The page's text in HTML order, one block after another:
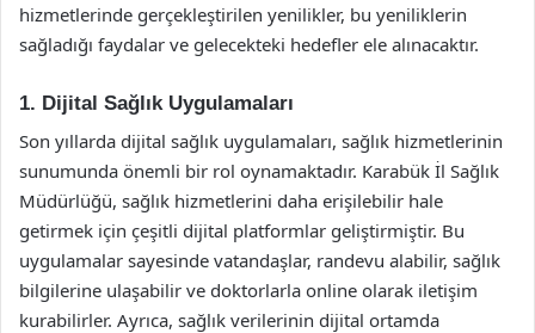
hizmetlerinde gerçekleştirilen yenilikler, bu yeniliklerin
sağladığı faydalar ve gelecekteki hedefler ele alınacaktır.
1. Dijital Sağlık Uygulamaları
Son yıllarda dijital sağlık uygulamaları, sağlık hizmetlerinin
sunumunda önemli bir rol oynamaktadır. Karabük İl Sağlık
Müdürlüğü, sağlık hizmetlerini daha erişilebilir hale
getirmek için çeşitli dijital platformlar geliştirmiştir. Bu
uygulamalar sayesinde vatandaşlar, randevu alabilir, sağlık
bilgilerine ulaşabilir ve doktorlarla online olarak iletişim
kurabilirler. Ayrıca, sağlık verilerinin dijital ortamda